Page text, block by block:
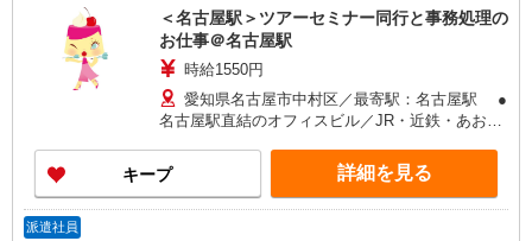
＜名古屋駅＞ツアーセミナー同行と事務処理の
お仕事＠名古屋駅
時給1550円
愛知県名古屋市中村区／最寄駅：名古屋駅 ●
名古屋駅直結のオフィスビル／JR・近鉄・あおな
キープ 詳細を見る
派遣社員